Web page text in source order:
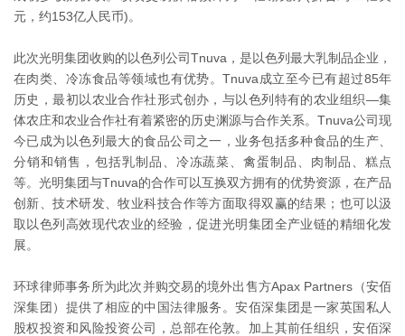
元，约153亿人民币)。
此次光明集团收购的以色列公司Tnuva ，是以色列最大乳制品企业，
在肉类、冷冻食品等领域也有优势。Tnuva成立至今已有超过85年
历史，最初以农业合作社形式创办，与以色列特有的农业组织—集
体农庄和农业合作社有着紧密的历史渊源与合作关系。Tnuva公司现
今已成为以色列最大的食品公司之一，业务包括多种食品的生产、
分销和销售，包括乳制品、冷冻蔬菜、禽蛋制品、肉制品、糕点
等。光明集团与Tnuva的合作可以互换双方拥有的优势资源，在产品
创新、技术研发、牧业科技合作等方面取得双赢的结果；也可以汲
取以色列高效现代农业的经验，促进光明集团全产业链的精细化发
展。
环球律师事务所为此次并购交易的境外出售方Apax Partners （安佰
深集团）提供了相应的中国法律服务。安佰深集团是一家英国私人
股权投资和风险投资公司，总部在伦敦。加上其前任组织，安佰深